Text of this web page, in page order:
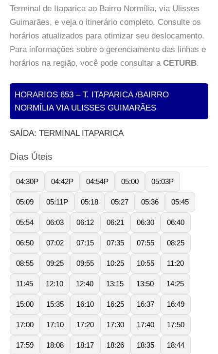
Terminal de Itaparica ao Bairro Normília, via Ulisses
Guimarães, e veja o itinerário completo. Consulte os
horários atualizados para otimizar seu deslocamento.
Para informações sobre o gerenciamento das linhas e
horários na região, você pode consultar a CETURB.
HORARIOS 653 – T. ITAPARICA /BAIRRO
NORMÍLIA VIA ULISSES GUIMARÃES
SAÍDA: TERMINAL ITAPARICA
Dias Úteis
04:30P 04:42P 04:54P 05:00 05:03P
05:09 05:11P 05:18 05:27 05:36 05:45
05:54 06:03 06:12 06:21 06:30 06:40
06:50 07:02 07:15 07:35 07:55 08:25
08:55 09:25 09:55 10:25 10:55 11:20
11:45 12:10 12:40 13:15 13:50 14:25
15:00 15:35 16:10 16:25 16:37 16:49
17:00 17:10 17:20 17:30 17:40 17:50
17:59 18:08 18:17 18:26 18:35 18:44